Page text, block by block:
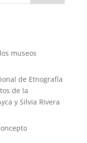
museos
de Etnografía
de la
y Silvia Rivera